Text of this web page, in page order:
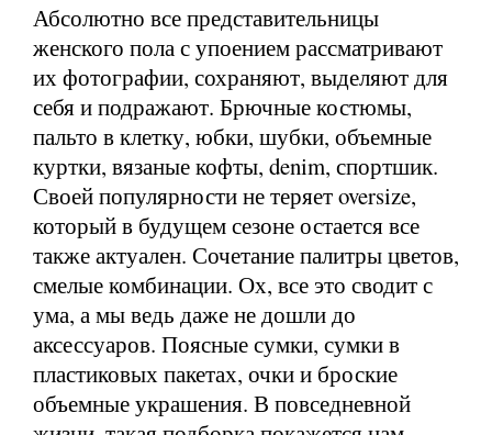
Абсолютно все представительницы
женского пола с упоением рассматривают
их фотографии, сохраняют, выделяют для
себя и подражают. Брючные костюмы,
пальто в клетку, юбки, шубки, объемные
куртки, вязаные кофты, denim, спортшик.
Своей популярности не теряет oversize,
который в будущем сезоне остается все
также актуален. Сочетание палитры цветов,
смелые комбинации. Ох, все это сводит с
ума, а мы ведь даже не дошли до
аксессуаров. Поясные сумки, сумки в
пластиковых пакетах, очки и броские
объемные украшения. В повседневной